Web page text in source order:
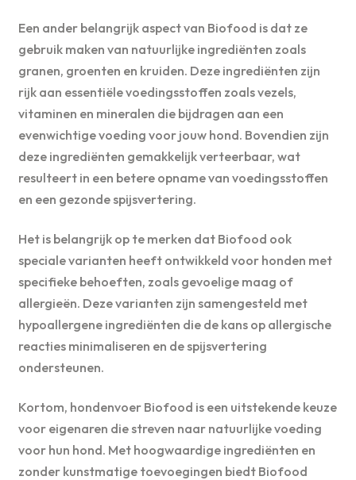
Een ander belangrijk aspect van Biofood is dat ze
gebruik maken van natuurlijke ingrediënten zoals
granen, groenten en kruiden. Deze ingrediënten zijn
rijk aan essentiële voedingsstoffen zoals vezels,
vitaminen en mineralen die bijdragen aan een
evenwichtige voeding voor jouw hond. Bovendien zijn
deze ingrediënten gemakkelijk verteerbaar, wat
resulteert in een betere opname van voedingsstoffen
en een gezonde spijsvertering.
Het is belangrijk op te merken dat Biofood ook
speciale varianten heeft ontwikkeld voor honden met
specifieke behoeften, zoals gevoelige maag of
allergieën. Deze varianten zijn samengesteld met
hypoallergene ingrediënten die de kans op allergische
reacties minimaliseren en de spijsvertering
ondersteunen.
Kortom, hondenvoer Biofood is een uitstekende keuze
voor eigenaren die streven naar natuurlijke voeding
voor hun hond. Met hoogwaardige ingrediënten en
zonder kunstmatige toevoegingen biedt Biofood